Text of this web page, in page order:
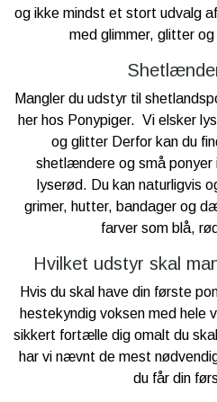
og ikke mindst et stort udvalg
med glimmer, glitter
Mangler du udstyr til
her hos Ponypiger. Vi elsker
og glitter Derfor kan du
shetlændere og små ponyer
lyserød. Du kan naturligvis
grimer, hutter, bandager og
farver som blå,
Hvilket udstyr skal
Hvis du skal have din første
hestekyndig voksen med hele
sikkert fortælle dig omalt du
har vi nævnt de mest
du får din